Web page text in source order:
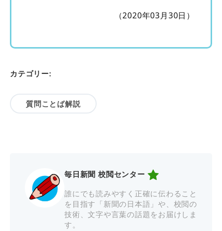
（2020年03月30日）
カテゴリー:
質問ことば解説
毎日新聞 校閲センター
誰にでも読みやすく正確に伝わること
を目指す「新聞の日本語」や、校閲の
技術、文字や言葉の話題をお届けしま
す。